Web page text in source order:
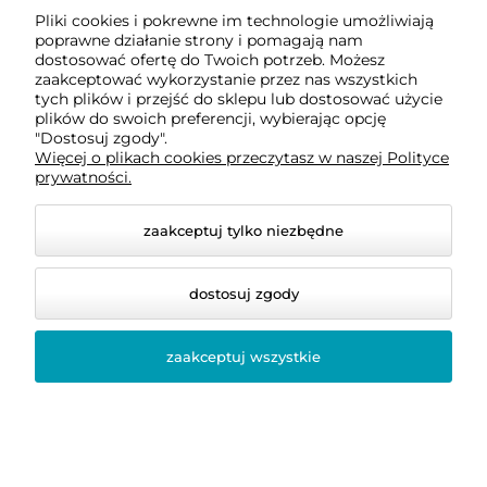
787 787 424
kontakt@bellastoria.pl
ul. Hajduki 15
41-600 Świętochłowice
Dostawa i płatności
Pliki cookies i pokrewne im technologie umożliwiają
poprawne działanie strony i pomagają nam
dostosować ofertę do Twoich potrzeb. Możesz
zaakceptować wykorzystanie przez nas wszystkich
tych plików i przejść do sklepu lub dostosować użycie
plików do swoich preferencji, wybierając opcję
"Dostosuj zgody".
Więcej o plikach cookies przeczytasz w naszej Polityce
prywatności.
zaakceptuj tylko niezbędne
dostosuj zgody
zaakceptuj wszystkie